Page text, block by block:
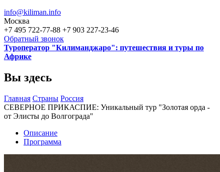
info@kiliman.info
Москва
+7 495 722-77-88 +7 903 227-23-46
Обратный звонок
Туроператор "Килиманджаро": путешествия и туры по
Африке
Вы здесь
Главная Страны Россия
СЕВЕРНОЕ ПРИКАСПИЕ: Уникальный тур "Золотая орда -
от Элисты до Волгограда"
Описание
Программа